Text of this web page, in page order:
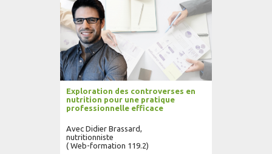
Exploration des controverses en
nutrition pour une pratique
professionnelle efficace
Avec Didier Brassard,
nutritionniste
( Web-formation 119.2)